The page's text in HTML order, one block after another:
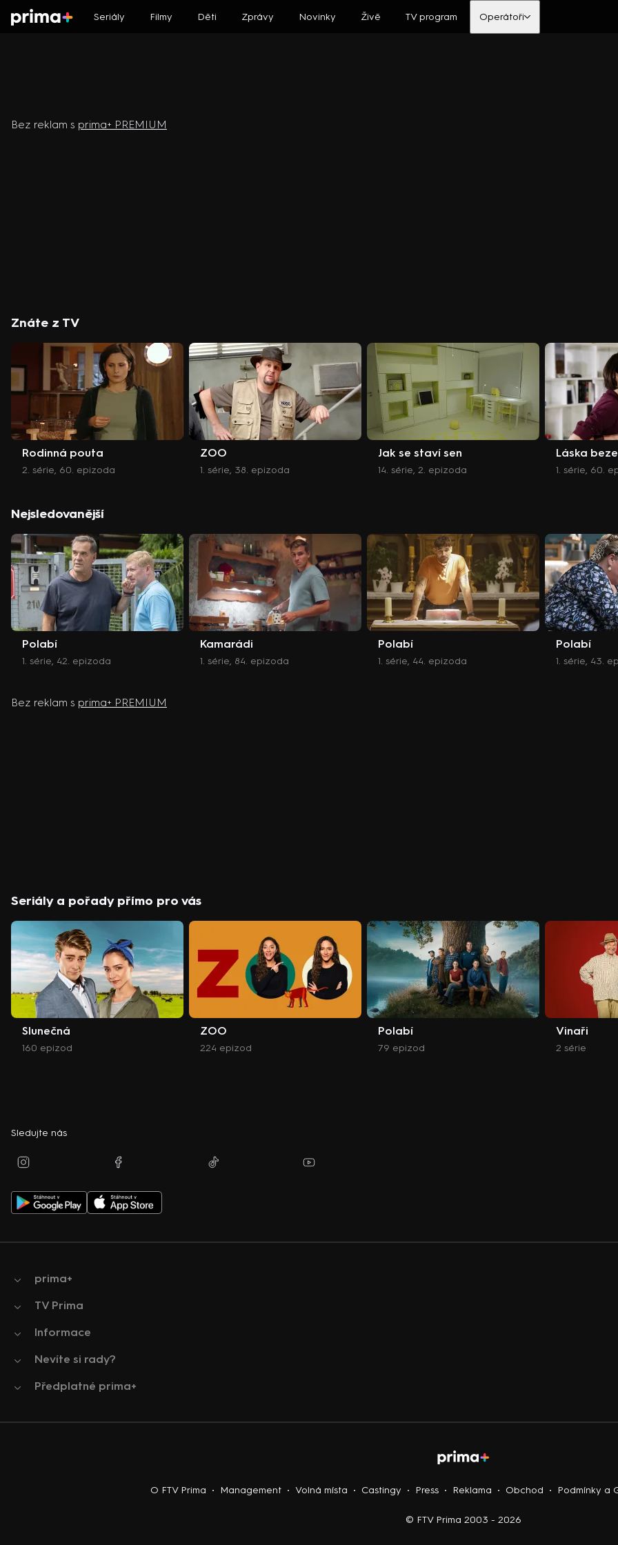
Seriály Filmy Děti Zprávy Novinky Živě TV program Operátoři
Bez reklam s prima+ PREMIUM
Znáte z TV
Rodinná pouta
2. série, 60. epizoda
ZOO
1. série, 38. epizoda
Jak se staví sen
14. série, 2. epizoda
Láska
1. série, 60.
Nejsledovanější
Polabí
1. série, 42. epizoda
Kamarádi
1. série, 84. epizoda
Polabí
1. série, 44. epizoda
Polabí
1. série, 43.
Bez reklam s prima+ PREMIUM
Seriály a pořady přímo pro vás
Slunečná
160 epizod
ZOO
224 epizod
Polabí
79 epizod
Vinaři
2 série
Sledujte nás
prima+
TV Prima
Informace
Nevíte si rady?
Předplatné prima+
O FTV Prima Management Volná místa Castingy Press Reklama Obchod Podmínky a
© FTV Prima 2003 - 2026